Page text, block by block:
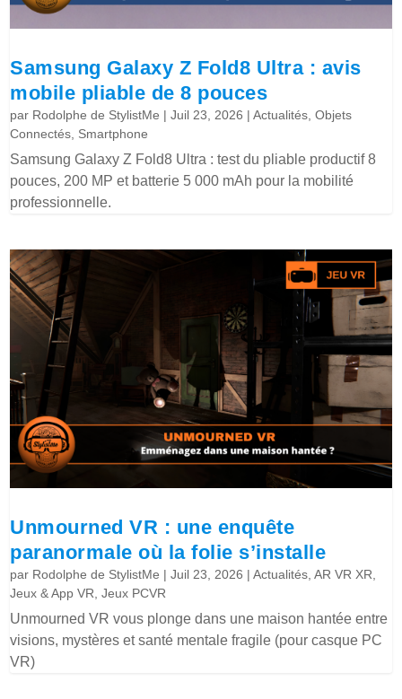
Samsung Galaxy Z Fold8 Ultra : avis
mobile pliable de 8 pouces
par Rodolphe de StylistMe |Juil 23, 2026 |Actualités ,Objets
Connectés Smartphone
Samsung Galaxy Z Fold8 Ultra : test du pliable productif 8
pouces, 200 MP et batterie 5 000 mAh pour la mobilité
professionnelle.
Unmourned VR : une enquête
paranormale où la folie s’installe
par Rodolphe de StylistMe |Juil 23, 2026 |Actualités ,AR VR XR
Jeux & App VR ,Jeux PCVR
Unmourned VR vous plonge dans une maison hantée entre
visions, mystères et santé mentale fragile (pour casque PC
VR)